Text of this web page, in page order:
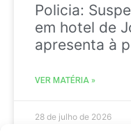
Policia:
em hotel de
apresenta à
VER MATÉRIA »
28 de julho de 2026